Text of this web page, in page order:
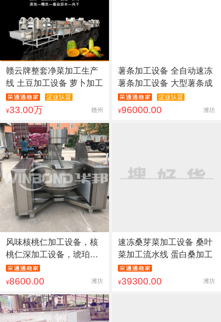
赣云牌整套净菜加工生产
线 土豆加工设备 萝卜加工
¥33.00万 赣州
薯条加工设备 全自动速冻
薯条加工设备 大型薯条成
¥96000.00 潍坊
风味核桃仁加工设备，核
桃仁深加工设备，琥珀核
桃仁
¥8600.00 潍坊
速冻桑芽菜加工设备 桑叶
菜加工流水线 蛋白桑加工
¥39300.00 潍坊